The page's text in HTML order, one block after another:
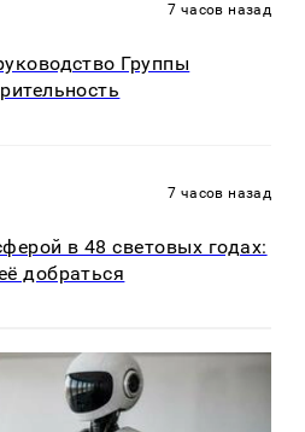
7 часов назад
Группы
7 часов назад
в 48 световых годах:
добраться